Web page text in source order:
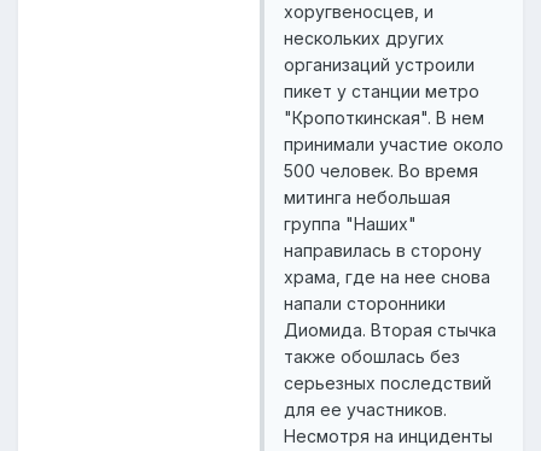
хоругвеносцев, и
нескольких других
организаций устроили
пикет у станции метро
"Кропоткинская". В нем
принимали участие около
500 человек. Во время
митинга небольшая
группа "Наших"
направилась в сторону
храма, где на нее снова
напали сторонники
Диомида. Вторая стычка
также обошлась без
серьезных последствий
для ее участников.
Несмотря на инциденты